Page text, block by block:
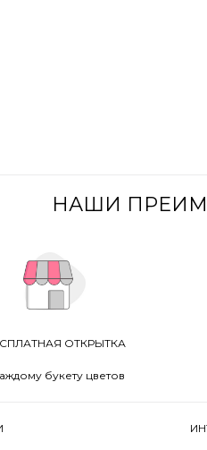
НАШИ
ОТКРЫТКА
букету цветов